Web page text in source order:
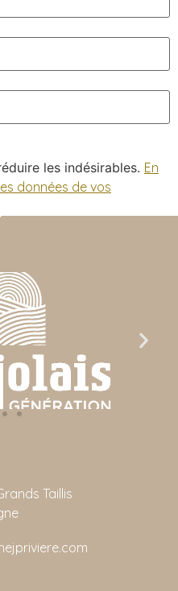
les indésirables. En
données de vos
Taillis